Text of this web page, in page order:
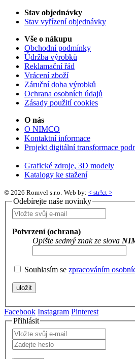
Stav objednávky
Stav vyřízení objednávky
Vše o nákupu
Obchodní podmínky
Údržba výrobků
Reklamační řád
Vrácení zboží
Záruční doba výrobků
Ochrana osobních údajů
Zásady použití cookies
O nás
O NIMCO
Kontaktní informace
Projekt digitální transformace
Grafické zdroje, 3D modely
Katalogy ke stažení
© 2026 Romvel s.r.o. Web by: < str!ct >
Odebírejte naše novinky
Potvrzení (ochrana)
Opište sedmý znak ze slova
Souhlasím se zpracováním
Facebook Instagram Pinterest
Přihlásit